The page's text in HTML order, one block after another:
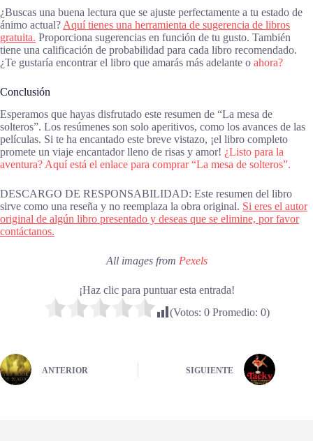
¿Buscas una buena lectura que se ajuste perfectamente a tu estado de
ánimo actual? Aquí tienes una herramienta de sugerencia de libros
gratuita. Proporciona sugerencias en función de tu gusto. También
tiene una calificación de probabilidad para cada libro recomendado.
¿Te gustaría encontrar el libro que amarás más adelante o ahora?
Conclusión
Esperamos que hayas disfrutado este resumen de “La mesa de
solteros”. Los resúmenes son solo aperitivos, como los avances de las
películas. Si te ha encantado este breve vistazo, ¡el libro completo
promete un viaje encantador lleno de risas y amor! ¿Listo para la
aventura? Aquí está el enlace para comprar “La mesa de solteros”.
DESCARGO DE RESPONSABILIDAD: Este resumen del libro
sirve como una reseña y no reemplaza la obra original. Si eres el autor
original de algún libro presentado y deseas que se elimine, por favor
contáctanos.
All images from Pexels
¡Haz clic para puntuar esta entrada!
(Votos: 0Promedio: 0)
ANTERIOR SIGUIENTE